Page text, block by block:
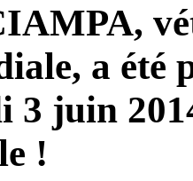
a été
3 juin
!